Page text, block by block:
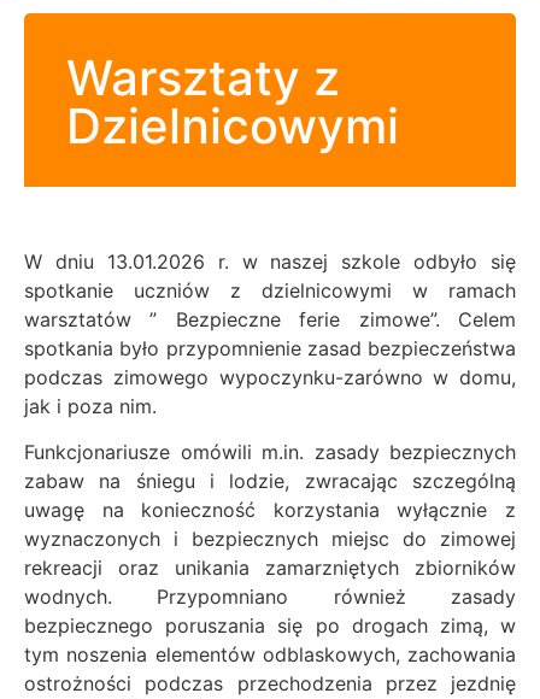
Warsztaty z
Dzielnicowymi
W dniu 13.01.2026 r. w naszej szkole odbyło się
spotkanie uczniów z dzielnicowymi w ramach
warsztatów ” Bezpieczne ferie zimowe”. Celem
spotkania było przypomnienie zasad bezpieczeństwa
podczas zimowego wypoczynku-zarówno w domu,
jak i poza nim.
Funkcjonariusze omówili m.in. zasady bezpiecznych
zabaw na śniegu i lodzie, zwracając szczególną
uwagę na konieczność korzystania wyłącznie z
wyznaczonych i bezpiecznych miejsc do zimowej
rekreacji oraz unikania zamarzniętych zbiorników
wodnych. Przypomniano również zasady
bezpiecznego poruszania się po drogach zimą, w
tym noszenia elementów odblaskowych, zachowania
ostrożności podczas przechodzenia przez jezdnię